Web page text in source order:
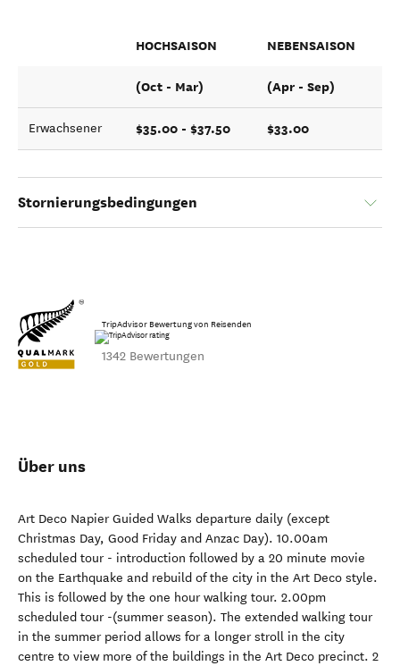
HOCHSAISON NEBENSAISON
(Oct - Mar) (Apr - Sep)
Erwachsener $35.00 - $37.50 $33.00
Stornierungsbedingungen
TripAdvisor Bewertung von Reisenden
1342 Bewertungen
Über uns
Art Deco Napier Guided Walks departure daily (except
Christmas Day, Good Friday and Anzac Day). 10.00am
scheduled tour - introduction followed by a 20 minute movie
on the Earthquake and rebuild of the city in the Art Deco style.
This is followed by the one hour walking tour. 2.00pm
scheduled tour -(summer season). The extended walking tour
in the summer period allows for a longer stroll in the city
centre to view more of the buildings in the Art Deco precinct. 2